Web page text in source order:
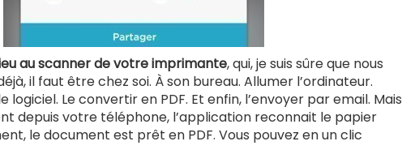
au scanner de votre imprimante, qui, je suis sûre que nous
il faut être chez soi. À son bureau. Allumer l’ordinateur.
Le convertir en PDF. Et enfin, l’envoyer par email. Mais
depuis votre téléphone, l’application reconnait le papier
le document est prêt en PDF. Vous pouvez en un clic